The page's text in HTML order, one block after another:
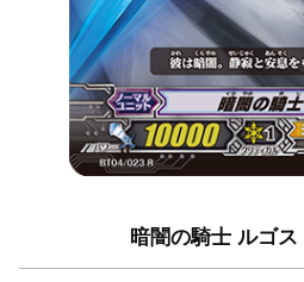
暗闇の騎士 ルゴス